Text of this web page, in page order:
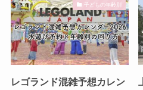
子どもの年齢別
レゴランド混雑予想カレン